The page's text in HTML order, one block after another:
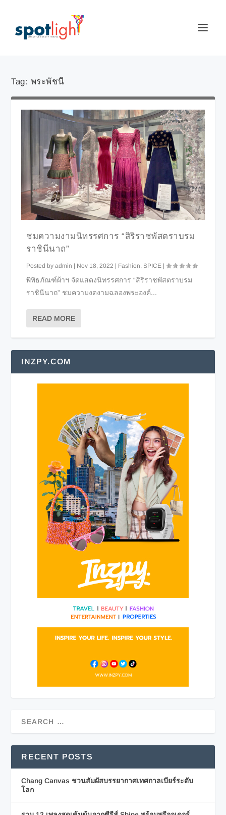
Tag: พระพัชนี
ชมความงามนิทรรศการ “สิริราชพัสตราบรม
ราชินีนาถ”
Posted byadmin | Nov 18, 2022 | Fashion,SPICE |
พิพิธภัณฑ์ผ้าฯ จัดแสดงนิทรรศการ “สิริราชพัสตราบรม
ราชินีนาถ” ชมความงดงามฉลองพระองค์...
READ MORE
INZPY.COM
RECENT POSTS
Chang Canvas ชวนสัมผัสบรรยากาศเทศกาลเบียร์ระดับ
โลก